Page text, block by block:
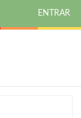
ENTRAR